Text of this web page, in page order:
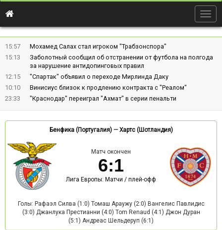
15:57
Мохамед Салах стал игроком "Трабзонспора"
15:13
Заболотный сообщил об отстранении от футбола на полгода
за нарушение антидопинговых правил
12:15
"Спартак" объявил о переходе Мирлинда Даку
10:10
Винисиус близок к продлению контракта с "Реалом"
23:33
"Краснодар" переиграл "Ахмат" в серии пенальти
Бенфика (Португалия)— Хартс (Шотландия)
Матч окончен
6:1
Лига Европы: Матчи / плей-офф
Голы: Рафаэл Силва (1:0) Томаш Араужу (2:0) Вангелис Павлидис
(3:0) Джанлука Престианни (4:0) Tom Renaud (4:1) Джон Дуран
(5:1) Андреас Шельдеруп (6:1)